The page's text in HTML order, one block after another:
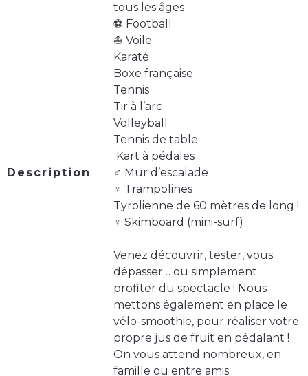
Description
tous les âges :
⚽️ Football
⛵️ Voile
Karaté
Boxe française
Tennis
Tir à l’arc
Volleyball
Tennis de table
️ Kart à pédales
‍♂️ Mur d’escalade
‍♀️ Trampolines
Tyrolienne de 60 mètres de long !
‍♀️ Skimboard (mini-surf)
Venez découvrir, tester, vous
dépasser… ou simplement
profiter du spectacle ! Nous
mettons également en place le
vélo-smoothie, pour réaliser votre
propre jus de fruit en pédalant !
On vous attend nombreux, en
famille ou entre amis.